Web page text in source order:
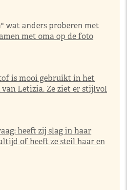
wat anders proberen met
met oma op de foto
is mooi gebruikt in het
Letizia. Ze ziet er stijlvol
heeft zij slag in haar
of heeft ze steil haar en